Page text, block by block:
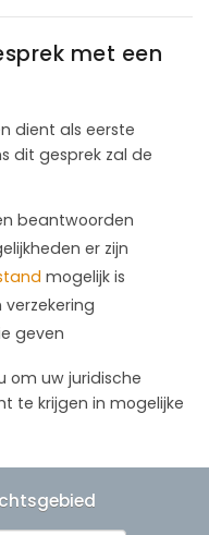
met een
dient als eerste
dit gesprek zal de
beantwoorden
er zijn
mogelijk is
geven
om uw juridische
te krijgen in mogelijke